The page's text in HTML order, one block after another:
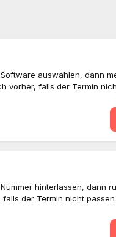
auswählen, dann
vorher, falls der Termin
hinterlassen, dann
der Termin nicht passen